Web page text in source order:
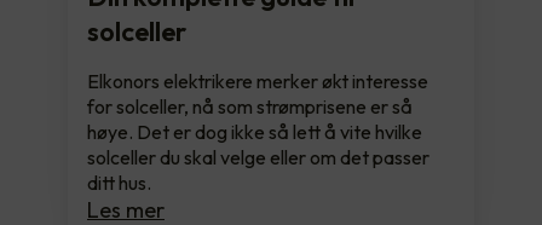
solceller
Elkonors elektrikere merker økt interesse
for solceller, nå som strømprisene er så
høye. Det er dog ikke så lett å vite hvilke
solceller du skal velge eller om det passer
ditt hus.
Les mer